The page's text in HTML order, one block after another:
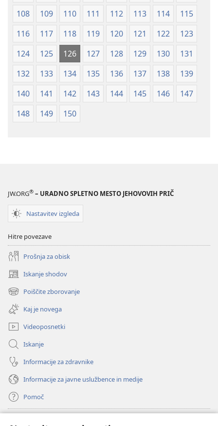
108
109 110 111 112 113 114
115
116
117 118 119 120 121 122
123
124
125 126 127 128 129 130
131
132
133 134 135 136 137 138
139
140
141 142 143 144 145 146
147
148
149 150
JW.ORG® – URADNO SPLETNO MESTO JEHOVOVIH PRIČ
Nastavitev izgleda
Hitre povezave
Prošnja za obisk
Iskanje shodov
(odpre
novo
okno)
Poiščite zborovanje
(odpre
novo
okno)
Kaj je novega
Videoposnetki
Iskanje
Informacije za zdravnike
Informacije za javne uslužbence in medije
Pomoč